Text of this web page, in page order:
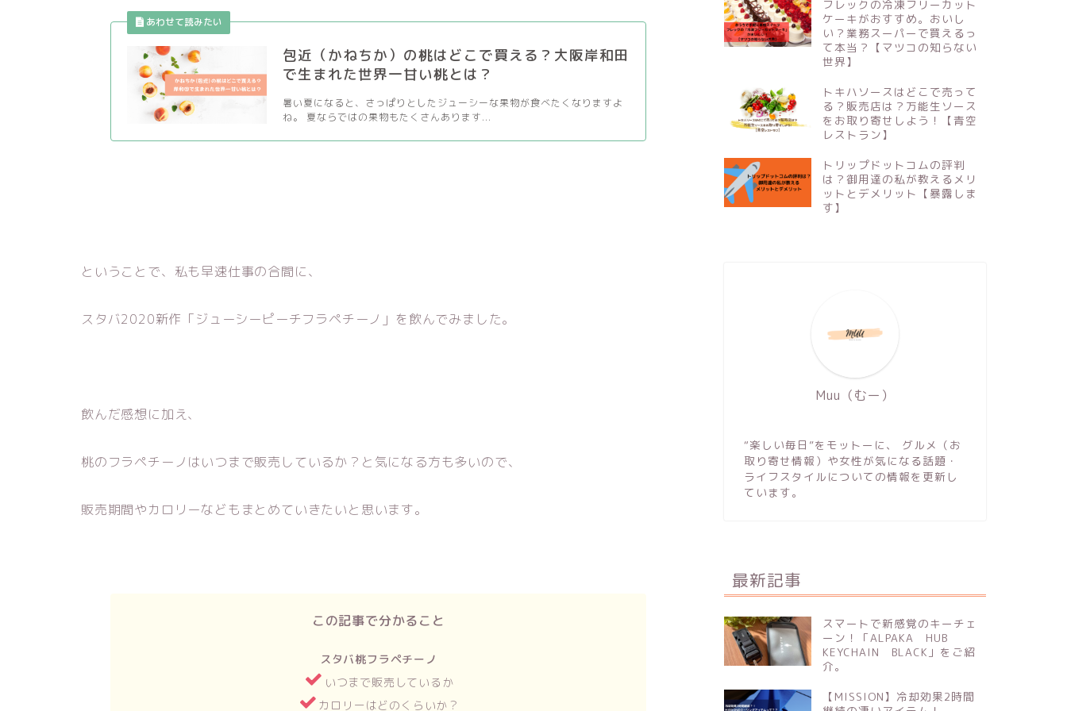
包近（かねちか）の桃はどこで買える？大阪岸和田
で生まれた世界一甘い桃とは？
暑い夏になると、さっぱりとしたジューシーな果物が食べたくなりますよ
ね。 夏ならではの果物もたくさんあります...
ということで、私も早速仕事の合間に、
スタバ2020新作「ジューシーピーチフラペチーノ」を飲んでみました。
飲んだ感想に加え、
桃のフラペチーノはいつまで販売しているか？と気になる方も多いので、
販売期間やカロリーなどもまとめていきたいと思います。
この記事で分かること
スタバ桃フラペチーノ
いつまで販売しているか
カロリーはどのくらいか？
フレックの冷凍フリーカット
ケーキがおすすめ。おいし
い？業務スーパーで買えるっ
て本当？【マツコの知らない
世界】
トキハソースはどこで売って
る？販売店は？万能生ソース
をお取り寄せしよう！【青空
レストラン】
トリップドットコムの評判
は？御用達の私が教えるメリ
ットとデメリット【暴露しま
す】
Muu（むー）
“楽しい毎日”をモットーに、 グルメ（お
取り寄せ情報）や女性が気になる話題・
ライフスタイルについての情報を更新し
ています。
最新記事
スマートで新感覚のキーチェ
ーン！「ALPAKA HUB
KEYCHAIN BLACK」をご紹
介。
【MISSION】冷却効果2時間